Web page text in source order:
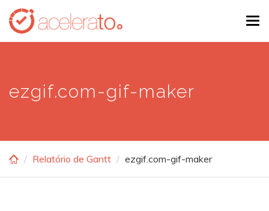
Skip
main
ezgif.com-gif-maker
Relatório de Gantt ezgif.com-gif-maker